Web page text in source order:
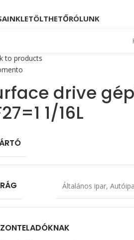
LETÖLTHETŐRÓLUNK
to products
drive
1/16L
Általános ipar,